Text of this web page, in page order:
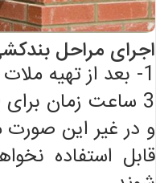
اجرای مراحل
1- بعد از تهیه
3 ساعت زمان
و در غیر این صورت
قابل استفاده